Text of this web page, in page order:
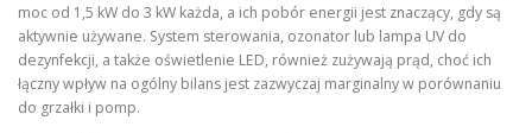
moc od 1,5 kW do 3 kW każda, a ich pobór energii jest znaczący, gdy są
aktywnie używane. System sterowania, ozonator lub lampa UV do
dezynfekcji, a także oświetlenie LED, również zużywają prąd, choć ich
łączny wpływ na ogólny bilans jest zazwyczaj marginalny w porównaniu
do grzałki i pomp.